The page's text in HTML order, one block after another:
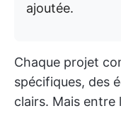
ajoutée.
Chaque projet
spécifiques, des
clairs. Mais entre